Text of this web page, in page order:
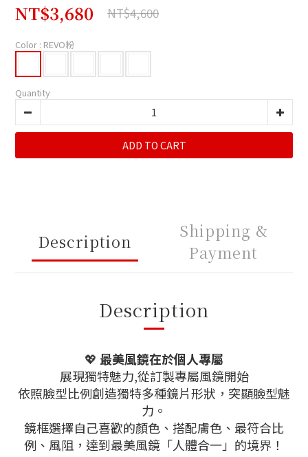
NT$3,680 NT$4,600
Color : REVO粉
Quantity
ADD TO CART
Description
Shipping &
Payment
Description
💖 最美風鏡在於個人專屬
展現獨特魅力,從訂製專屬風鏡開始
依照臉型比例創造獨特多種鏡片形狀，突顯臉型魅
力。
鏡框選擇自己喜歡的顏色、搭配膚色、最符合比
例、風阻，達到最美風鏡「人體合一」的境界！